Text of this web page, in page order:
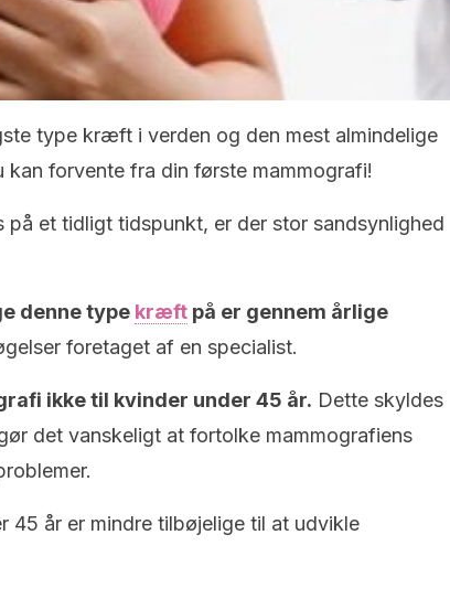
type kræft i verden og den mest almindelige
kan forvente fra din første mammografi!
et tidligt tidspunkt, er der stor sandsynlighed
denne type kræft på er gennem årlige
foretaget af en specialist.
ikke til kvinder under 45 år. Dette skyldes
det vanskeligt at fortolke mammografiens
45 år er mindre tilbøjelige til at udvikle